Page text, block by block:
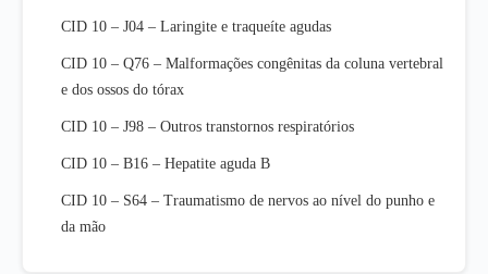
CID 10 – J04 – Laringite e traqueíte agudas
CID 10 – Q76 – Malformações congênitas da coluna vertebral
e dos ossos do tórax
CID 10 – J98 – Outros transtornos respiratórios
CID 10 – B16 – Hepatite aguda B
CID 10 – S64 – Traumatismo de nervos ao nível do punho e
da mão